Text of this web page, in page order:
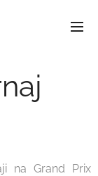
na Grand Prix